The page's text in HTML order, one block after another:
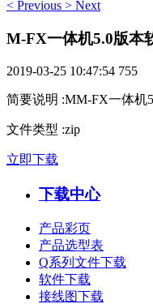
< Previous > Next
M-FX一体机5.0版本
2019-03-25 10:47:54 755
简要说明 :MM-FX一体机
文件类型 :zip
立即下载
下载中心
产品彩页
产品选型表
Q系列文件下载
软件下载
接线图下载